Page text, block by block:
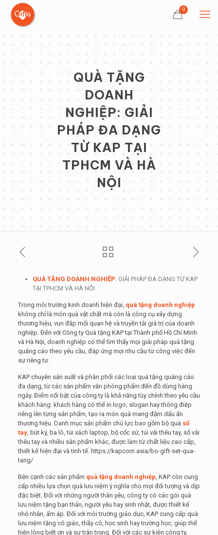
0
QUÀ TẶNG
DOANH
NGHIỆP: GIẢI
PHÁP ĐA DẠNG
TỪ KAP TẠI
TPHCM VÀ HÀ
NỘI
QUÀ TẶNG DOANH NGHIỆP: GIẢI PHÁP ĐA DẠNG TỪ KAP
TẠI TPHCM VÀ HÀ NỘI
Trong môi trường kinh doanh hiện đại, quà tặng doanh nghiệp
không chỉ là món quà vật chất mà còn là công cụ xây dựng
thương hiệu, vun đắp mối quan hệ và truyền tải giá trị của doanh
nghiệp. Đến với Công ty Quà tặng KAP tại Thành phố Hồ Chí Minh
và Hà Nội, doanh nghiệp có thể tìm thấy mọi giải pháp quà tặng
quảng cáo theo yêu cầu, đáp ứng mọi nhu cầu từ công việc đến
sự riêng tư.
KAP chuyên sản xuất và phân phối các loại quà tặng quảng cáo
đa dạng, từ các sản phẩm văn phòng phẩm đến đồ dùng hàng
ngày. Điểm nổi bật của công ty là khả năng tùy chỉnh theo yêu cầu
khách hàng: khách hàng có thể in logo, slogan hay thông điệp
riêng lên từng sản phẩm, tạo ra món quà mang đậm dấu ấn
thương hiệu. Danh mục sản phẩm chủ lực bao gồm bộ quà sổ
tay, bút ký, ba lô, túi xách laptop, bộ cốc sứ, túi vải thêu tay, sổ vải
thêu tay và nhiều sản phẩm khác, được làm từ chất liệu cao cấp,
thiết kế hiện đại và tinh tế. https://kapcom.asia/bo-gift-set-qua-
tang/
Bên cạnh các sản phẩm quà tặng doanh nghiệp, KAP còn cung
cấp nhiều lựa chọn quà lưu niệm ý nghĩa cho mọi đối tượng và dịp
đặc biệt. Đối với những người thân yêu, công ty có các gói quà
lưu niệm tặng bạn thân, người yêu hay sinh nhật, được thiết kế
nhỏ nhắn, ấm áp. Đối với môi trường giáo dục, KAP cung cấp quà
lưu niệm tặng cô giáo, thầy cô, học sinh hay trường học, giúp thể
hiện lòng biết ơn và sự trân trọng. Đối với các sự kiện công ty,